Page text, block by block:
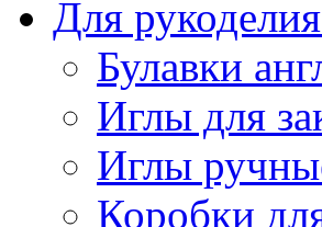
Для
Булавки
Иглы для
Иглы
Коробки